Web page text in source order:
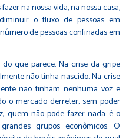
na nossa vida, na nossa casa,
o fluxo de pessoas em
de pessoas confinadas em
que parece. Na crise da gripe
não tinha nascido. Na crise
não tinham nenhuma voz e
o mercado derreter, sem poder
quem não pode fazer nada é o
grupos econômicos. O